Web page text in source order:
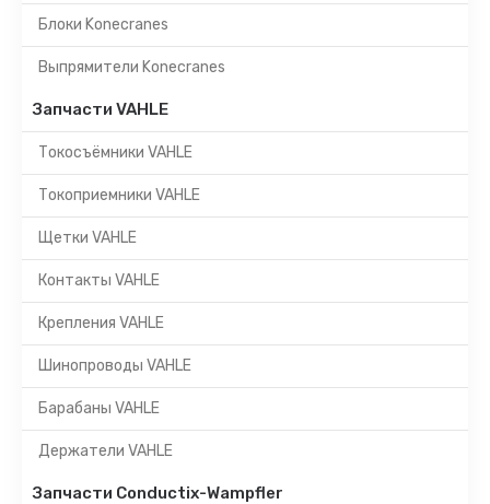
Блоки Konecranes
Выпрямители Konecranes
Запчасти VAHLE
Токосъёмники VAHLE
Токоприемники VAHLE
Щетки VAHLE
Контакты VAHLE
Крепления VAHLE
Шинопроводы VAHLE
Барабаны VAHLE
Держатели VAHLE
Запчасти Conductix-Wampfler